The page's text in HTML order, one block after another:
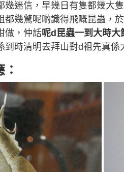
幾迷信，早幾日有隻都幾大
都幾驚呢啲識得飛嘅昆蟲，
做，仲話呢d昆蟲一到大時大
時清明去拜山對d祖先真係